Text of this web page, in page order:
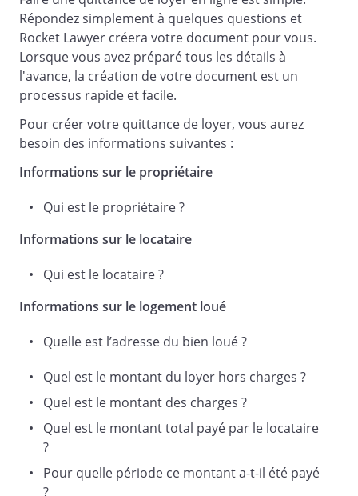
euros (
€) pour la période du
au
.
Cette somme correspond à :
- montant du loyer :
euros (
€) ;
- montant des charges :
euros (
Le paiement a été reçu par le bailleur le
Il a été effectué par .
Répondez simplement à quelques questions et
Rocket Lawyer créera votre document pour vous.
Lorsque vous avez préparé tous les détails à
l'avance, la création de votre document est un
processus rapide et facile.
Pour créer votre quittance de loyer, vous aurez
besoin des informations suivantes :
Informations sur le propriétaire
Qui est le propriétaire ?
Informations sur le locataire
Qui est le locataire ?
Informations sur le logement loué
Quelle est l’adresse du bien loué ?
Quel est le montant du loyer hors charges ?
Quel est le montant des charges ?
Quel est le montant total payé par le locataire
?
Pour quelle période ce montant a-t-il été payé
?